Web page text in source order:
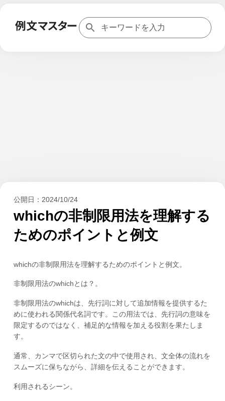
公開日： 2024/10/24
whichの非制限用法を理解する
ためのポイントと例文
whichの非制限用法を理解するためのポイントと例文。
非制限用法のwhichとは？。
非制限用法のwhichは、先行詞に対して追加情報を提供するた
めに使われる関係代名詞です。この用法では、先行詞の意味を
限定するのではなく、補足的な情報を加える役割を果たしま
す。
通常、カンマで区切られた文の中で使用され、文全体の流れを
スムーズに保ちながら、詳細を伝えることができます。
利用されるシーン。